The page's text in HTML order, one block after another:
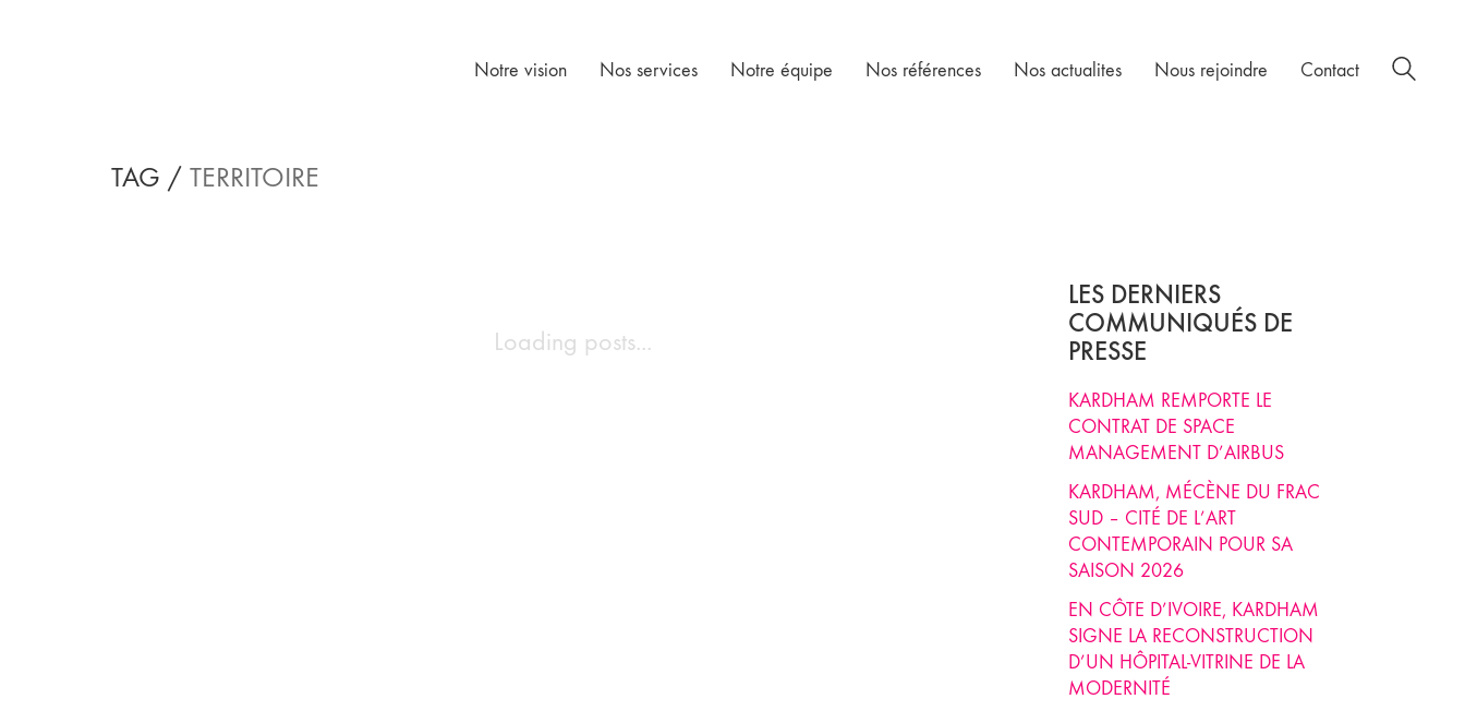
Notre vision Nos services Notre équipe Nos références Nos actualites Nous rejoindre Contact
TAG / TERRITOIRE
Loading posts...
LES DERNIERS
COMMUNIQUÉS DE
PRESSE
KARDHAM REMPORTE LE
CONTRAT DE SPACE
MANAGEMENT D’AIRBUS
KARDHAM, MÉCÈNE DU FRAC
SUD – CITÉ DE L’ART
CONTEMPORAIN POUR SA
SAISON 2026
EN CÔTE D’IVOIRE, KARDHAM
SIGNE LA RECONSTRUCTION
D’UN HÔPITAL-VITRINE DE LA
MODERNITÉ